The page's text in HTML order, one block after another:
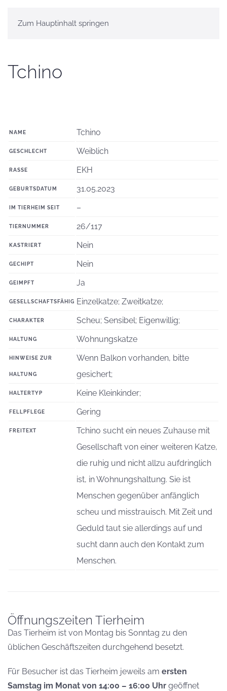
Zum Hauptinhalt springen
Tchino
NAME Tchino
GESCHLECHT Weiblich
RASSE EKH
GEBURTSDATUM 31.05.2023
IM TIERHEIM SEIT –
TIERNUMMER 26/117
KASTRIERT Nein
GECHIPT Nein
GEIMPFT Ja
GESELLSCHAFTSFÄHIG Einzelkatze; Zweitkatze;
CHARAKTER Scheu; Sensibel; Eigenwillig;
HALTUNG Wohnungskatze
HINWEISE ZUR
HALTUNG
Wenn Balkon vorhanden, bitte
gesichert;
HALTERTYP Keine Kleinkinder;
FELLPFLEGE Gering
FREITEXT
Tchino sucht ein neues Zuhause mit
Gesellschaft von einer weiteren Katze,
die ruhig und nicht allzu aufdringlich
ist, in Wohnungshaltung. Sie ist
Menschen gegenüber anfänglich
scheu und misstrauisch. Mit Zeit und
Geduld taut sie allerdings auf und
sucht dann auch den Kontakt zum
Menschen.
Öffnungszeiten Tierheim
Das Tierheim ist von Montag bis Sonntag zu den
üblichen Geschäftszeiten durchgehend besetzt.
Für Besucher ist das Tierheim jeweils am ersten
Samstag im Monat von 14:00 – 16:00 Uhr geöffnet